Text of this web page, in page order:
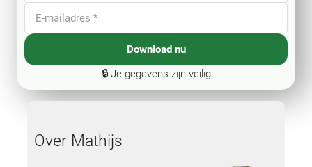
Download nu
🔒 Je gegevens zijn veilig
Over Mathijs